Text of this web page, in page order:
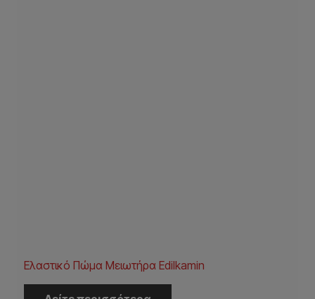
Ελαστικό Πώμα Μειωτήρα Edilkamin